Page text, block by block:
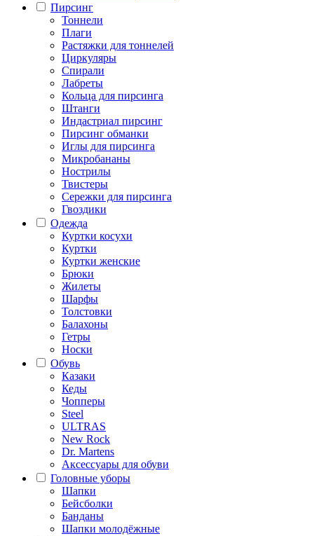
Пирсинг
Тоннели
Плаги
Растяжки для тоннелей
Циркуляры
Спирали
Лабреты
Кольца для пирсинга
Штанги
Индастриал пирсинг
Пирсинг обманки
Иглы для пирсинга
Микробананы
Нострилы
Твистеры
Сережки для пирсинга
Гвоздики
Одежда
Куртки косухи
Куртки
Куртки женские
Брюки
Жилеты
Шарфы
Толстовки
Балахоны
Гетры
Носки
Обувь
Казаки
Кеды
Чопперы
Steel
ULTRAS
New Rock
Dr. Martens
Аксессуары для обуви
Головные уборы
Шапки
Бейсболки
Банданы
Шапки молодёжные